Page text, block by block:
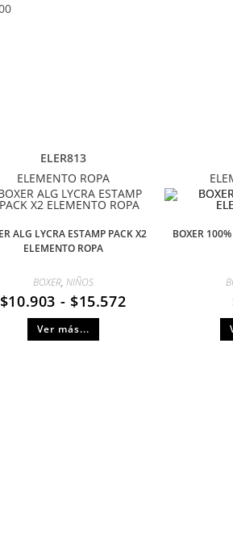
ELER813
ELEMENTO ROPA
ALG LYCRA ESTAMP PACK X2
ELEMENTO ROPA
BOXER, NIÑOS
$10.903 - $15.572
Ver más...
BOXER